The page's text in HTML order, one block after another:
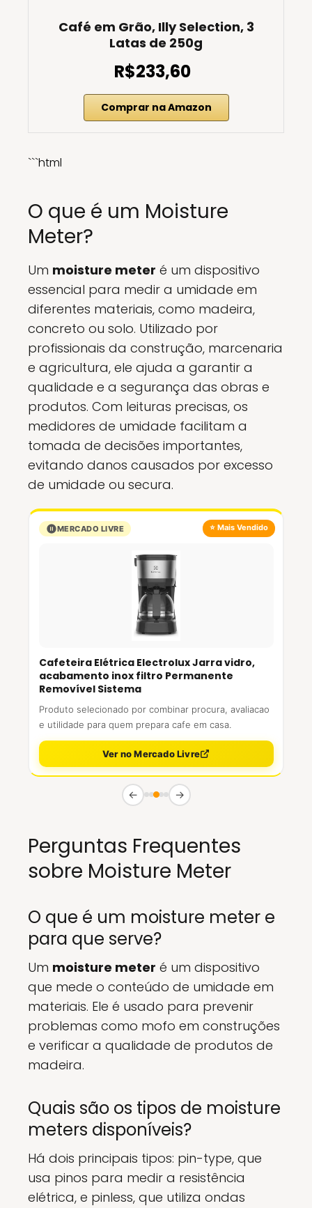
Café em Grão, Illy Selection, 3
Latas de 250g
R$233,60
Comprar na Amazon
```html
O que é um Moisture
Meter?
Um moisture meter é um dispositivo
essencial para medir a umidade em
diferentes materiais, como madeira,
concreto ou solo. Utilizado por
profissionais da construção, marcenaria
e agricultura, ele ajuda a garantir a
qualidade e a segurança das obras e
produtos. Com leituras precisas, os
medidores de umidade facilitam a
tomada de decisões importantes,
evitando danos causados por excesso
de umidade ou secura.
⭐ Mais Vendido
MERCADO LIVRE
Cafeteira Elétrica Electrolux Jarra vidro,
acabamento inox filtro Permanente
Removível Sistema
Produto selecionado por combinar procura, avaliacao
e utilidade para quem prepara cafe em casa.
Ver no Mercado Livre
← →
Perguntas Frequentes
sobre Moisture Meter
O que é um moisture meter e
para que serve?
Um moisture meter é um dispositivo
que mede o conteúdo de umidade em
materiais. Ele é usado para prevenir
problemas como mofo em construções
e verificar a qualidade de produtos de
madeira.
Quais são os tipos de moisture
meters disponíveis?
Há dois principais tipos: pin-type, que
usa pinos para medir a resistência
elétrica, e pinless, que utiliza ondas